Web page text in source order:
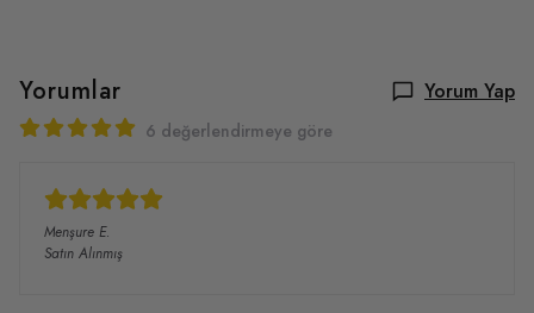
Yorumlar Yorum Yap
6 değerlendirmeye göre
Menşure E.
Satın Alınmış